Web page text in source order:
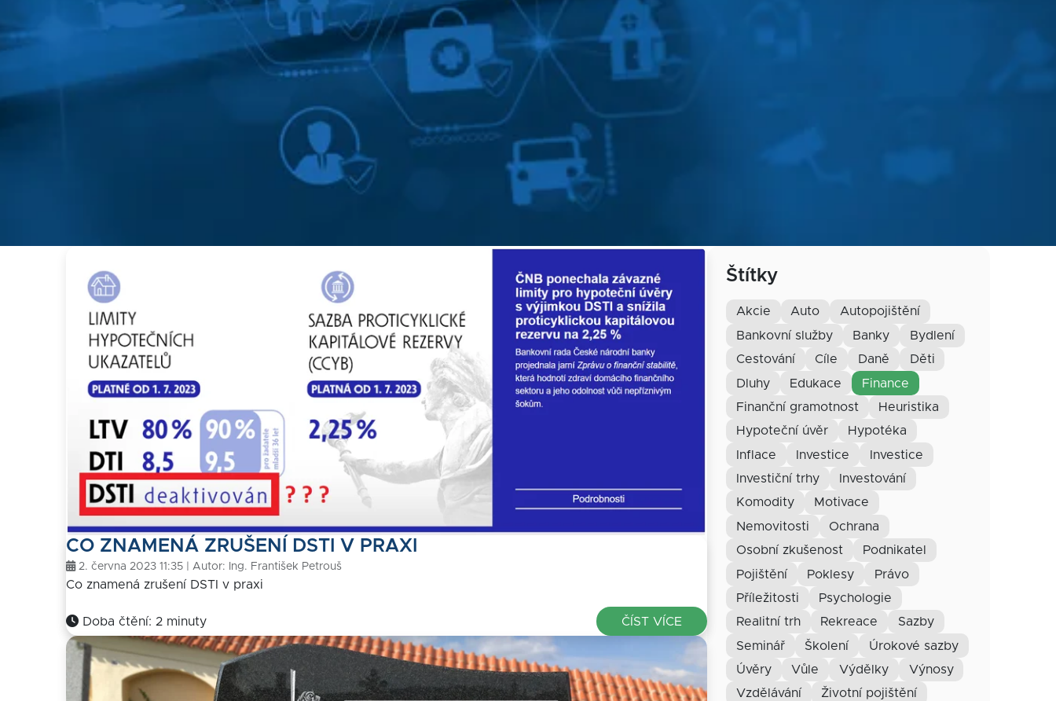
CO ZNAMENÁ ZRUŠENÍ DSTI V PRAXI
2. června 2023 11:35 | Autor: Ing. František Petrouš
Co znamená zrušení DSTI v praxi
Doba čtění: 2 minuty ČÍST VÍCE
Štítky
akcie auto
autopojištění
bankovní služby
banky
bydlení
cestování
cíle daně
děti
dluhy
edukace
finance
finanční gramotnost
heuristika
hypoteční úvěr
hypotéka
inflace
investice
Investice
investiční trhy
investování
komodity
motivace
nemovitosti
ochrana
osobní zkušenost
podnikatel
pojištění
poklesy
právo
příležitosti
psychologie
realitní trh
rekreace
sazby
seminář
školení
úrokové sazby
úvěry
vůle výdělky
výnosy
vzdělávání
životní pojištění